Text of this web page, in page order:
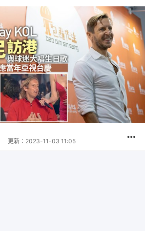
更新： 2023-11-03 11:05